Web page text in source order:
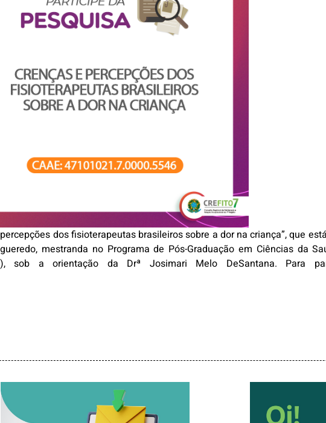
dos fisioterapeutas brasileiros sobre a dor na criança”, que
mestranda no Programa de Pós-Graduação em Ciências da
sob a orientação da Drª Josimari Melo DeSantana. Para